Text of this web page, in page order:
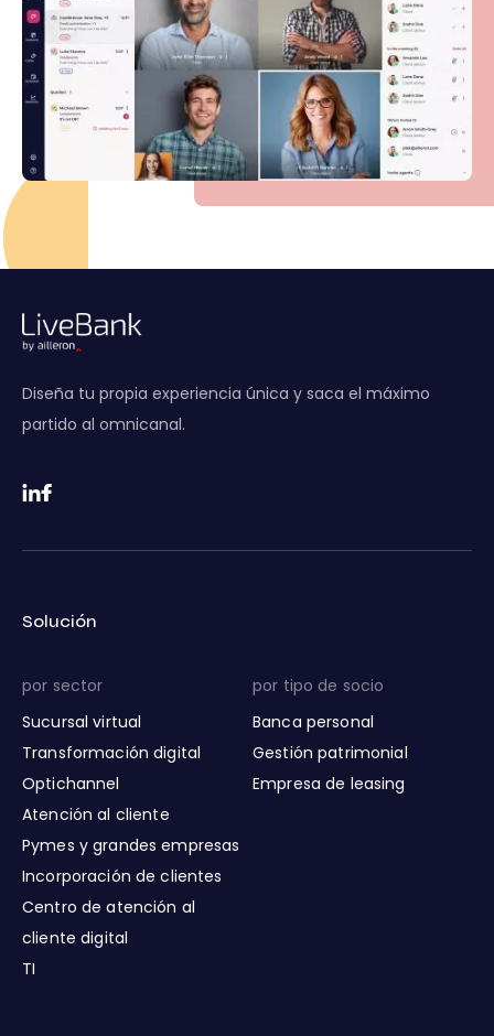
Diseña tu propia experiencia única y saca el máximo
partido al omnicanal.
Solución
por sector
Sucursal virtual
Transformación digital
Optichannel
Atención al cliente
Pymes y grandes empresas
Incorporación de clientes
Centro de atención al
cliente digital
TI
por tipo de socio
Banca personal
Gestión patrimonial
Empresa de leasing